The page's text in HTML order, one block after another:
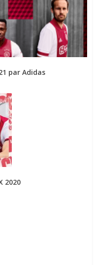
par Adidas
2020